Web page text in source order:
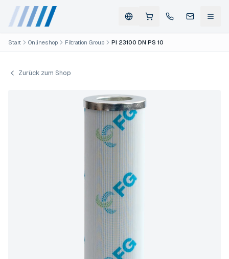
Start Onlineshop Filtration Group PI 23100 DN PS 10
Zurück zum Shop